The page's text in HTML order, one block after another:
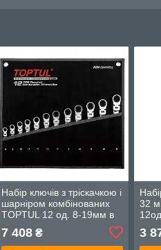
Набір ключів з тріскачкою і
шарніром комбінованих
TOPTUL 12 од. 8-19мм в
7 408₴
32
3